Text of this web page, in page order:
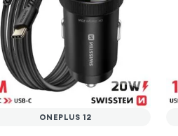
ONEPLUS 12